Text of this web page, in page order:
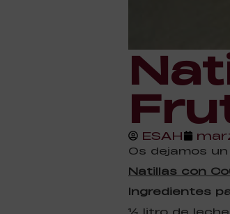
ESAH
Os dejamos
Natillas con
Ingredientes